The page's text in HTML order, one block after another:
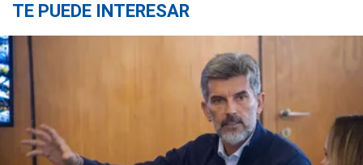
TE PUEDE INTERESAR